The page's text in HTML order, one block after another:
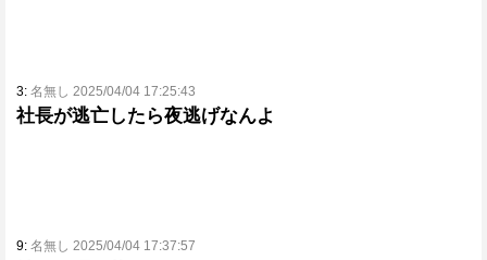
3: 名無し 2025/04/04 17:25:43
社長が逃亡したら夜逃げなんよ
9: 名無し 2025/04/04 17:37:57